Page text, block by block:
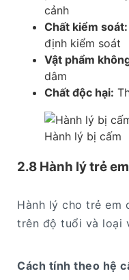
cảnh
Chất kiểm soát:
định kiểm soát
Vật phẩm
dâm
Chất độc hại:
Hành lý bị cấm
2.8 Hành lý trẻ em
Hành lý cho trẻ em
trên độ tuổi và loại
Cách tính theo hệ